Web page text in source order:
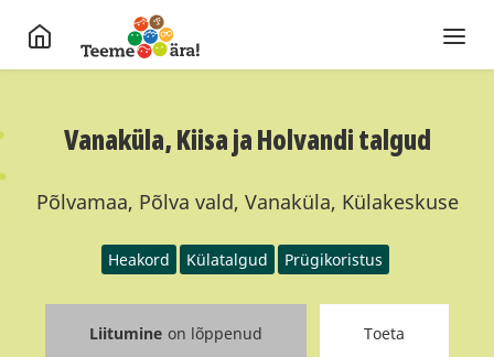
Vanaküla, Kiisa ja Holvandi talgud
Põlvamaa, Põlva vald, Vanaküla, Külakeskuse
Heakord Külatalgud Prügikoristus
Liitumine on lõppenud Toeta